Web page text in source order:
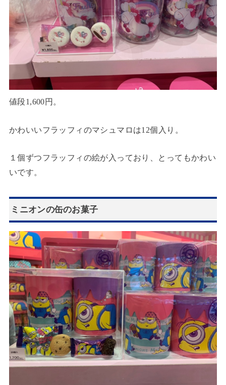
値段1,600円。
かわいいフラッフィのマシュマロは12個入り。
１個ずつフラッフィの絵が入っており、とってもかわい
いです。
ミニオンの缶のお菓子